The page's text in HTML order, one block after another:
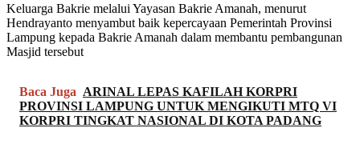
Keluarga Bakrie melalui Yayasan Bakrie Amanah, menurut
Hendrayanto menyambut baik kepercayaan Pemerintah Provinsi
Lampung kepada Bakrie Amanah dalam membantu pembangunan
Masjid tersebut
Baca Juga ARINAL LEPAS KAFILAH KORPRI
PROVINSI LAMPUNG UNTUK MENGIKUTI MTQ VI
KORPRI TINGKAT NASIONAL DI KOTA PADANG